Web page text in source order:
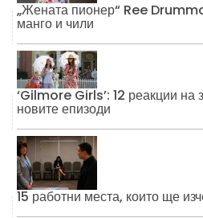
„Жената пионер“ Ree
манго и чили
‘Gilmore Girls’: 12 реакции на
новите епизоди
15 работни места, които ще